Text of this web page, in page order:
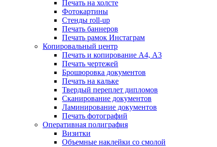
Печать на холсте
Фотокартины
Стенды roll-up
Печать баннеров
Печать рамок Инстаграм
Копировальный центр
Печать и копирование А4, А3
Печать чертежей
Брошюровка документов
Печать на кальке
Твердый переплет дипломов
Сканирование документов
Ламинирование документов
Печать фотографий
Оперативная полиграфия
Визитки
Объемные наклейки со смолой